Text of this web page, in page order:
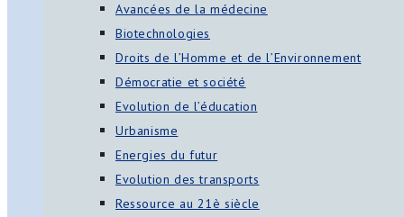
Avancées de la médecine
Biotechnologies
Droits de l’Homme et de l’Environnement
Démocratie et société
Evolution de l’éducation
Urbanisme
Energies du futur
Evolution des transports
Ressource au 21è siècle